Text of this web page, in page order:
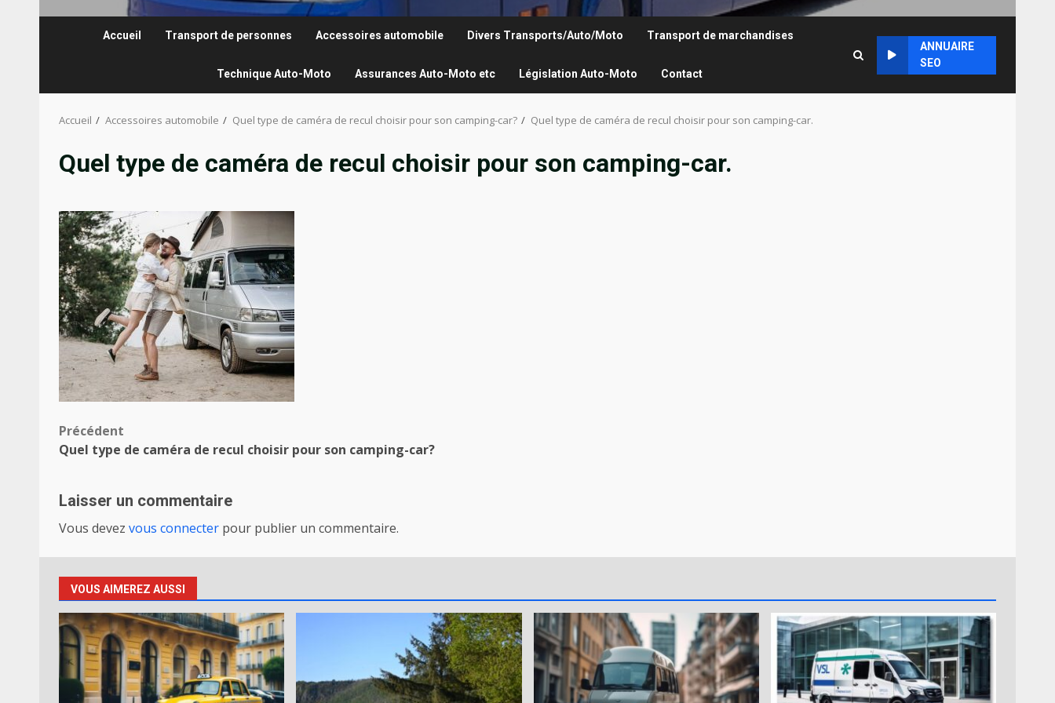
Accueil Transport de personnes Accessoires automobile Divers Transports/Auto/Moto Transport de marchandises
Technique Auto-Moto Assurances Auto-Moto etc Législation Auto-Moto Contact
ANNUAIRE
SEO
Accueil Accessoires automobile Quel type de caméra de recul choisir pour son camping-car? Quel type de caméra de recul choisir pour son camping-car.
Quel type de caméra de recul choisir pour son camping-car.
Navigation
d’article
Précédent
Quel type de caméra de recul choisir pour son camping-car?
Laisser un commentaire
Vous devez vous connecter pour publier un commentaire.
VOUS AIMEREZ AUSSI